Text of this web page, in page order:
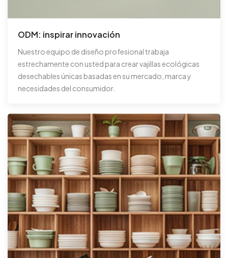
ODM: inspirar innovación
Nuestro equipo de diseño profesional trabaja
estrechamente con usted para crear vajillas ecológicas
desechables únicas basadas en su mercado, marca y
necesidades del consumidor.